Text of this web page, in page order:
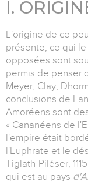
I.
L'origine de ce
présente, ce qui
opposées sont
permis de penser
Meyer, Clay,
conclusions de
Amoréens sont
« Cananéens de
l'empire était
l'Euphrate et le
Tiglath-Piléser,
qui est au pays